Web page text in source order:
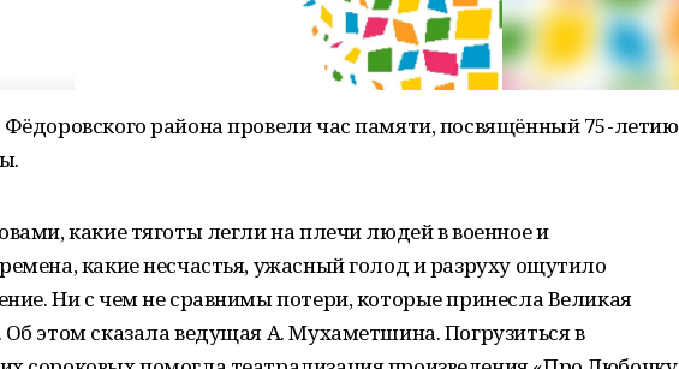
района провели час памяти, посвящённый 75-летию
какие тяготы легли на плечи людей в военное и
какие несчастья, ужасный голод и разруху ощутило
Ни с чем не сравнимы потери, которые принесла Великая
Об этом сказала ведущая А. Мухаметшина. Погрузиться в